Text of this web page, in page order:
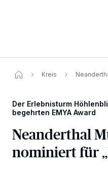
Kreis
Der Erlebnisturm
begehrten EMYA Award
Neanderthal
nominiert für